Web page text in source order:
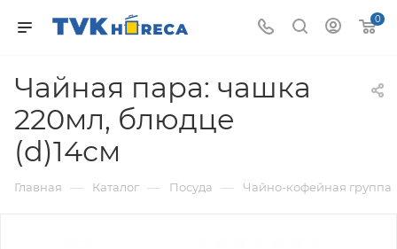
0
Чайная пара: чашка
220мл, блюдце
(d)14см
Главная — Каталог — Посуда — Чайно-кофейная группа